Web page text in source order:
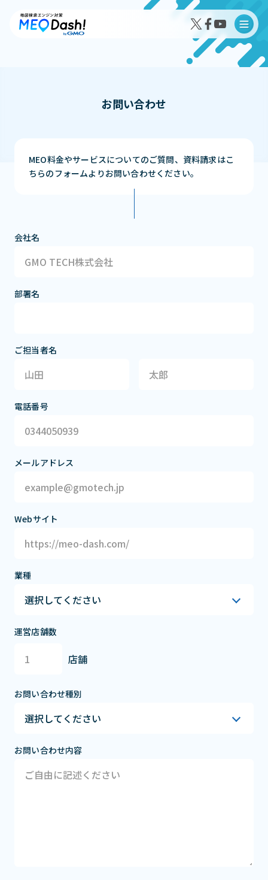
導入事例インタビュー
お問い合わせ
MEO料金やサービスについてのご質問、資料請求はこ
ちらのフォームよりお問い合わせください。
会社名
部署名
ご担当者名
電話番号
メールアドレス
Webサイト
業種
運営店舗数
店舗
お問い合わせ種別
お問い合わせ内容